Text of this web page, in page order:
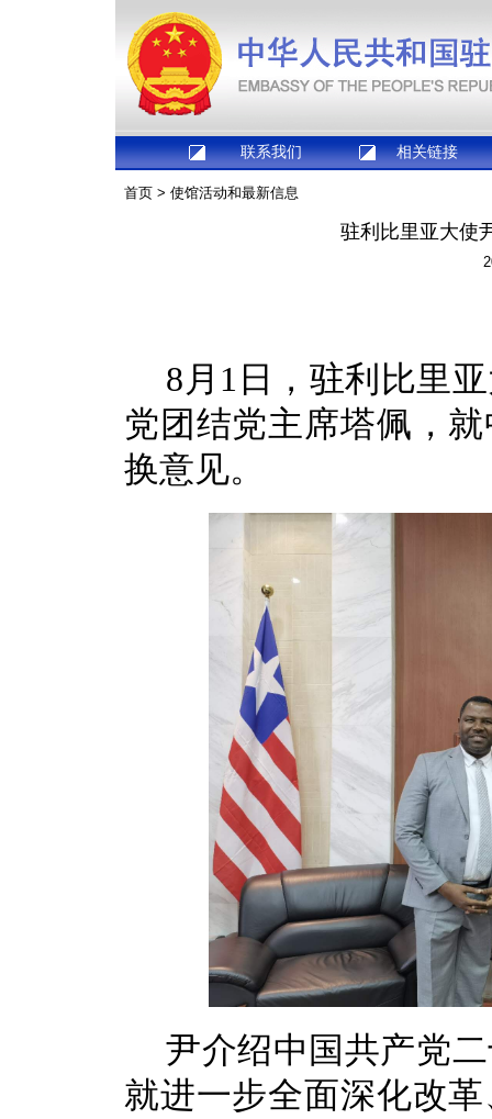
联系我们 相关链接
首页 > 使馆活动和最新信息
驻利比里亚大使
8月1日，驻利比里
党团结党主席塔佩，
换意见。
尹介绍中国共产党
就进一步全面深化改